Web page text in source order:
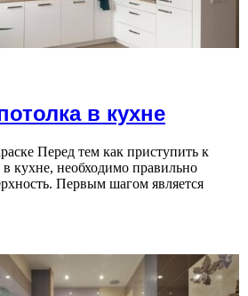
в кухне
Перед тем как приступить к
в кухне, необходимо правильно
Первым шагом является